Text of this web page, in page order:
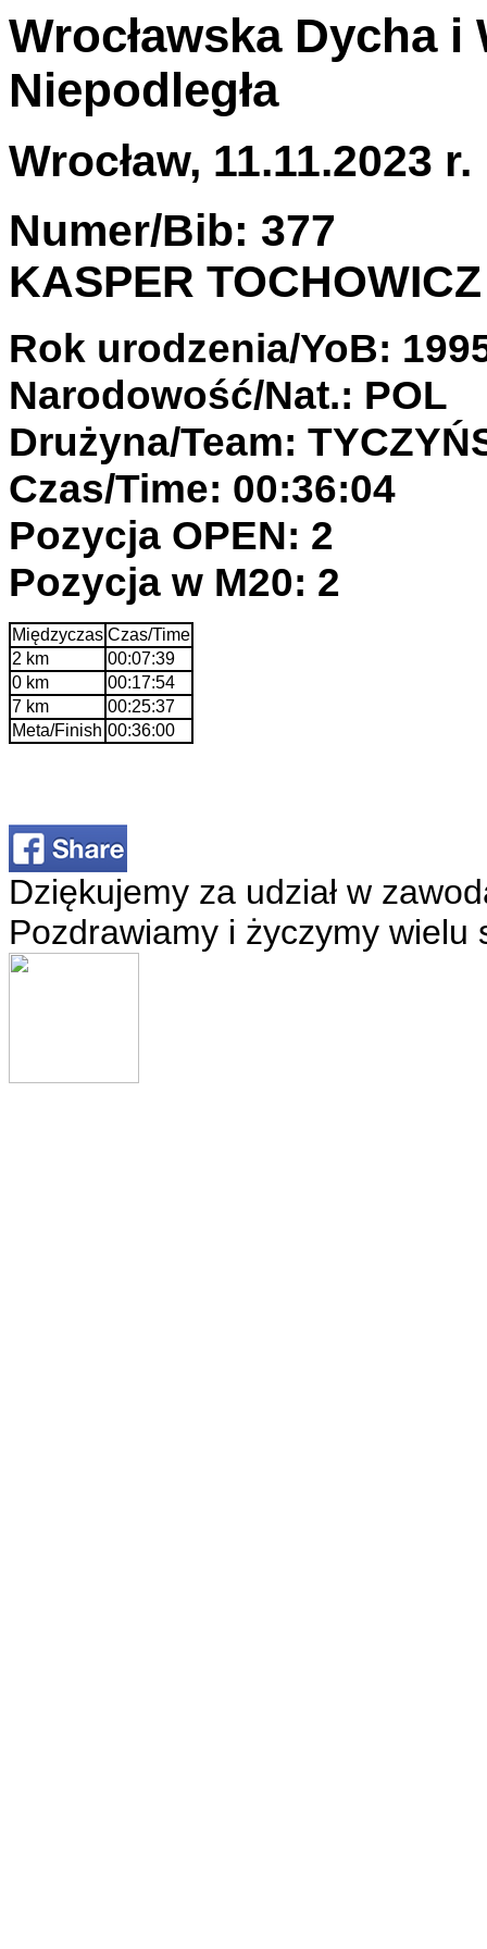
Wrocławska Dycha i
Niepodległa
Wrocław, 11.11.2023 r.
Numer/Bib: 377
KASPER TOCHOWICZ
Rok urodzenia/YoB:
Narodowość/Nat.: POL
Drużyna/Team:
Czas/Time: 00:36:04
Pozycja OPEN: 2
Pozycja w M20: 2
Międzyczas Czas/Time
2 km
00:07:39
0 km
00:17:54
7 km
00:25:37
Meta/Finish 00:36:00
Dziękujemy za udział w
Pozdrawiamy i życzymy wielu